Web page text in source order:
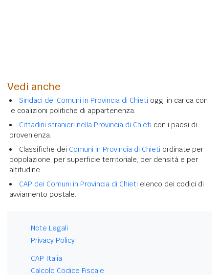
Vedi anche
Sindaci dei Comuni in Provincia di Chieti oggi in carica con
le coalizioni politiche di appartenenza.
Cittadini stranieri nella Provincia di Chieti con i paesi di
provenienza.
Classifiche dei Comuni in Provincia di Chieti ordinate per
popolazione, per superficie territoriale, per densità e per
altitudine.
CAP dei Comuni in Provincia di Chieti elenco dei codici di
avviamento postale.
Note Legali
Privacy Policy
CAP Italia
Calcolo Codice Fiscale